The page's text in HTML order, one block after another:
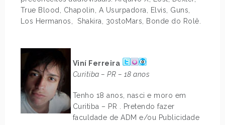
True Blood, Chapolin, A Usurpadora, Elvis, Guns,
Los Hermanos, Shakira, 30stoMars, Bonde do Rolê.
Viní Ferreira
Curitiba – PR – 18 anos
Tenho 18 anos, nasci e moro em
Curitiba – PR . Pretendo fazer
faculdade de ADM e/ou Publicidade